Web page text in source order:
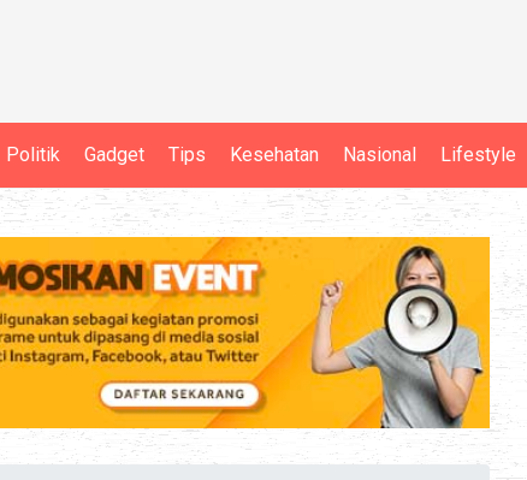
Politik Gadget Tips Kesehatan Nasional Lifestyle